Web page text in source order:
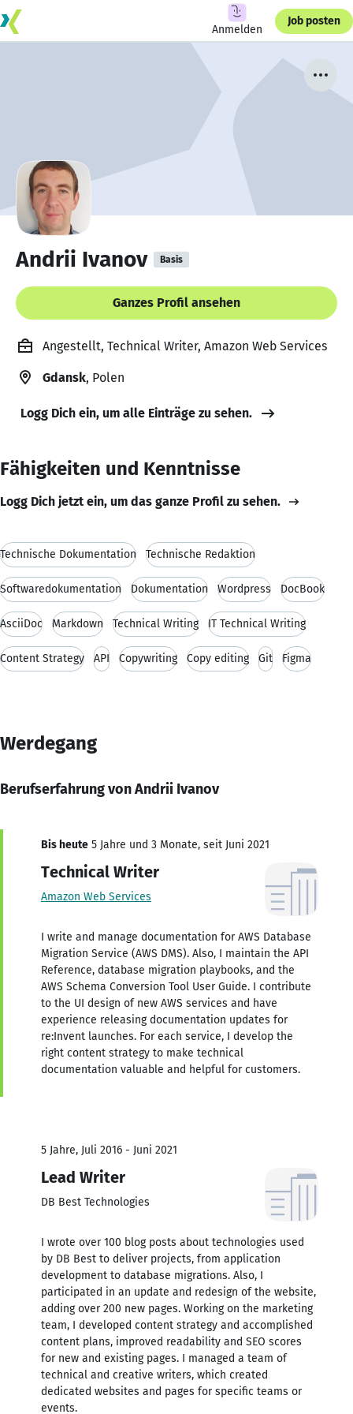
Anmelden
Job posten
Andrii Ivanov Basis
Ganzes Profil ansehen
Angestellt, Technical Writer, Amazon Web Services
Gdansk, Polen
Logg Dich ein, um alle Einträge zu sehen.
Fähigkeiten und Kenntnisse
Logg Dich jetzt ein, um das ganze Profil zu sehen.
Technische Dokumentation Technische Redaktion
Softwaredokumentation Dokumentation Wordpress DocBook
AsciiDoc Markdown Technical Writing IT Technical Writing
Content Strategy API Copywriting Copy editing Git Figma
Werdegang
Berufserfahrung von Andrii Ivanov
Bis heute 5 Jahre und 3 Monate, seit Juni 2021
Technical Writer
Amazon Web Services
I write and manage documentation for AWS Database
Migration Service (AWS DMS). Also, I maintain the API
Reference, database migration playbooks, and the
AWS Schema Conversion Tool User Guide. I contribute
to the UI design of new AWS services and have
experience releasing documentation updates for
re:Invent launches. For each service, I develop the
right content strategy to make technical
documentation valuable and helpful for customers.
5 Jahre, Juli 2016 - Juni 2021
Lead Writer
DB Best Technologies
I wrote over 100 blog posts about technologies used
by DB Best to deliver projects, from application
development to database migrations. Also, I
participated in an update and redesign of the website,
adding over 200 new pages. Working on the marketing
team, I developed content strategy and accomplished
content plans, improved readability and SEO scores
for new and existing pages. I managed a team of
technical and creative writers, which created
dedicated websites and pages for specific teams or
events.